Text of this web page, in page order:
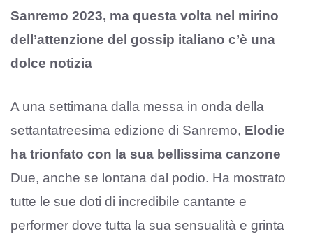
Sanremo 2023, ma questa volta nel mirino
dell’attenzione del gossip italiano c’è una
dolce notizia
A una settimana dalla messa in onda della
settantatreesima edizione di Sanremo, Elodie
ha trionfato con la sua bellissima canzone
Due, anche se lontana dal podio. Ha mostrato
tutte le sue doti di incredibile cantante e
performer dove tutta la sua sensualità e grinta